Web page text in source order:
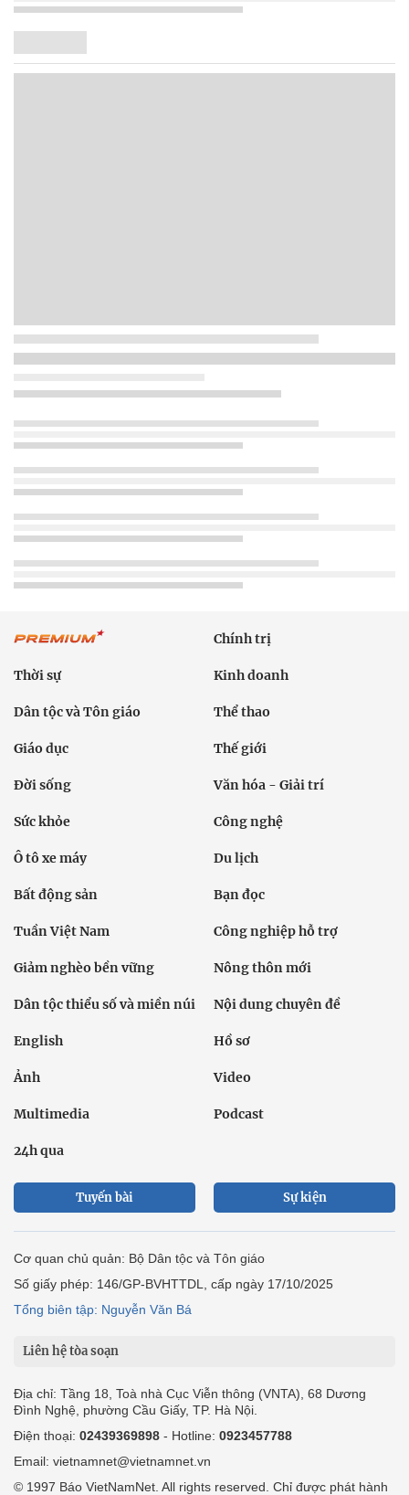
Chính trị
Thời sự Kinh doanh
Dân tộc và Tôn giáo Thể thao
Giáo dục Thế giới
Đời sống Văn hóa - Giải trí
Sức khỏe Công nghệ
Ô tô xe máy Du lịch
Bất động sản Bạn đọc
Tuần Việt Nam Công nghiệp hỗ trợ
Giảm nghèo bền vững Nông thôn mới
Dân tộc thiểu số và miền núi Nội dung chuyên đề
English Hồ sơ
Ảnh Video
Multimedia Podcast
24h qua
Tuyến bài Sự kiện
Cơ quan chủ quản: Bộ Dân tộc và Tôn giáo
Số giấy phép: 146/GP-BVHTTDL, cấp ngày 17/10/2025
Tổng biên tập: Nguyễn Văn Bá
Liên hệ tòa soạn
Địa chỉ: Tầng 18, Toà nhà Cục Viễn thông (VNTA), 68 Dương
Đình Nghệ, phường Cầu Giấy, TP. Hà Nội.
Điện thoại: 02439369898 - Hotline: 0923457788
Email: vietnamnet@vietnamnet.vn
© 1997 Báo VietNamNet. All rights reserved. Chỉ được phát hành